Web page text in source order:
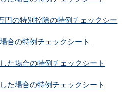
円の特別控除の特例チェックシー
合の特例チェックシート
た場合の特例チェックシート
た場合の特例チェックシート